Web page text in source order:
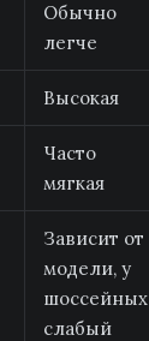
Обычно
легче
Высокая
Часто
мягкая
Зависит от
модели, у
шоссейных
слабый